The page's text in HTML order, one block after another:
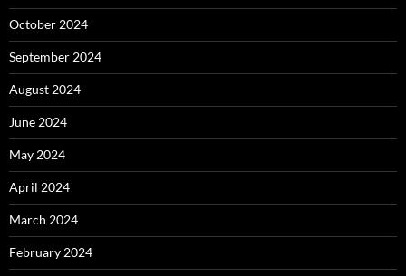
October 2024
September 2024
August 2024
June 2024
May 2024
April 2024
March 2024
February 2024